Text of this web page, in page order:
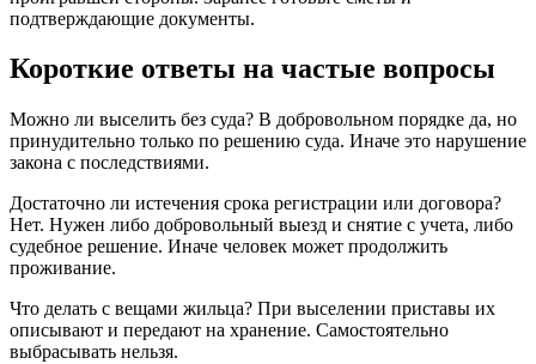
подтверждающие документы.
Короткие ответы на частые вопросы
Можно ли выселить без суда? В добровольном порядке да, но
принудительно только по решению суда. Иначе это нарушение
закона с последствиями.
Достаточно ли истечения срока регистрации или договора?
Нет. Нужен либо добровольный выезд и снятие с учета, либо
судебное решение. Иначе человек может продолжить
проживание.
Что делать с вещами жильца? При выселении приставы их
описывают и передают на хранение. Самостоятельно
выбрасывать нельзя.